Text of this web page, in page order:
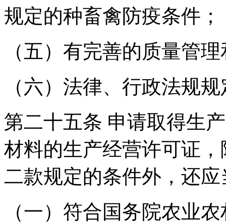
规定的种畜禽防疫条件；
（五）有完善的质量管
（六）法律、行政法规
第二十五条 申请取得生
材料的生产经营许可证
二款规定的条件外，还
（一）符合国务院农业